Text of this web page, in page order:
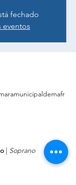
fechado
eventos
| Soprano